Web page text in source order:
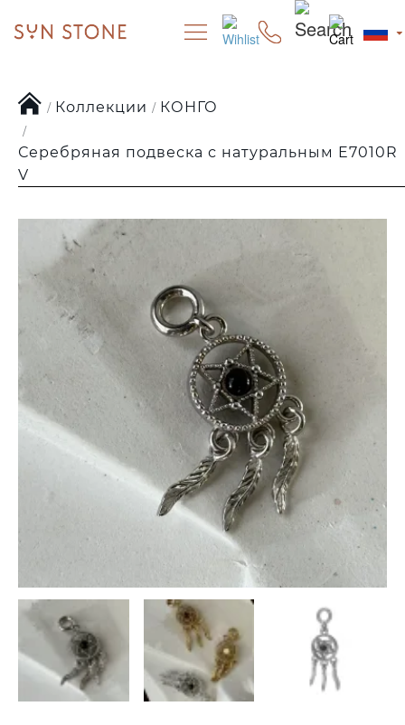
Коллекции КОНГО
Серебряная подвеска с натуральным E7010R
V